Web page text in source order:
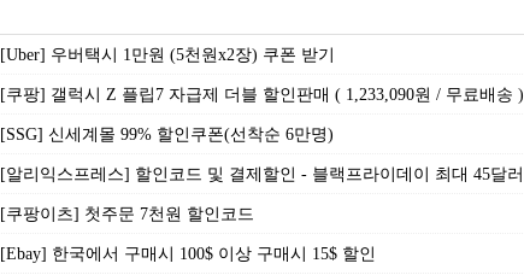
[Uber] 우버택시 1만원 (5천원x2장) 쿠폰 받기
[쿠팡] 갤럭시 Z 플립7 자급제 더블 할인판매 ( 1,233,090원 / 무료배송 )
[SSG] 신세계몰 99% 할인쿠폰(선착순 6만명)
[알리익스프레스] 할인코드 및 결제할인 - 블랙프라이데이 최대 45달러
[쿠팡이츠] 첫주문 7천원 할인코드
[Ebay] 한국에서 구매시 100$ 이상 구매시 15$ 할인